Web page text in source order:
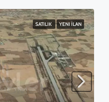
SATILIK YENI İLAN